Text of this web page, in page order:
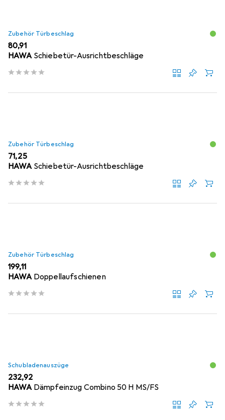
Zubehör Türbeschlag
EUR
80,91
HAWA Schiebetür-Ausrichtbeschläge
Zubehör Türbeschlag
EUR
71,25
HAWA Schiebetür-Ausrichtbeschläge
Zubehör Türbeschlag
EUR
199,11
HAWA Doppellaufschienen
Schubladenauszüge
EUR
232,92
HAWA Dämpfeinzug Combino 50 H MS/FS